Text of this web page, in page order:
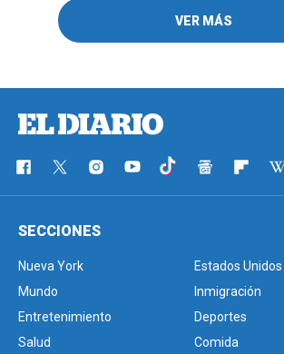
VER MÁS
SECCIONES
Nueva York
Estados Unidos
Mundo
Inmigración
Entretenimiento
Deportes
Salud
Comida